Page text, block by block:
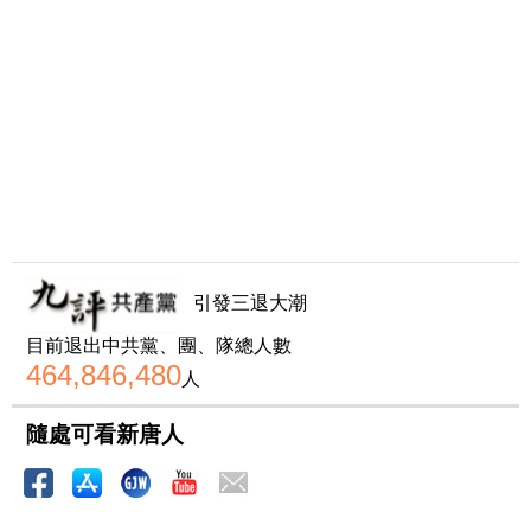
引發三退大潮
目前退出中共黨、團、隊總人數
464,846,480人
隨處可看新唐人